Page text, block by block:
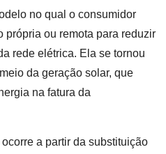
no qual o consumidor
própria ou remota para reduzir
rede elétrica. Ela se tornou
da geração solar, que
na fatura da
a partir da substituição